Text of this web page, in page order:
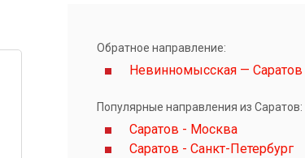
Обратное направление:
Невинномысская — Саратов
Популярные направления из Саратов:
Саратов - Москва
Саратов - Санкт-Петербург